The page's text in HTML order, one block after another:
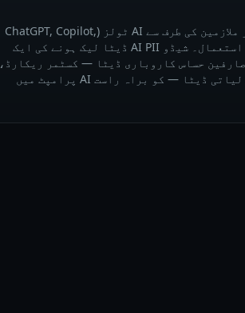
IT کی منظوری کے بغیر ملازمین کی طرف سے AI ٹولز (ChatGPT, Copilot,
Gemini) کا غیر مجاز استعمال۔ شیڈو AI PII ڈیٹا لیک ہونے کی ایک
حساس کاروباری ڈیٹا — کسٹمر ریکارڈ،
مریض کی معلومات، مالیاتی ڈیٹا — کو براہ راست AI پرامپٹ میں